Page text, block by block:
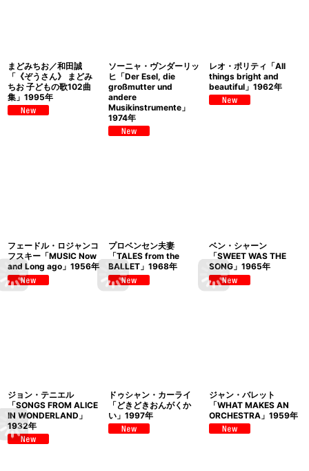
まどみちお／和田誠
「《ぞうさん》 まどみ
ちお 子どもの歌102曲
集」1995年
ソーニャ・ヴンダーリッ
ヒ「Der Esel, die
großmutter und
andere
Musikinstrumente」
1974年
レオ・ポリティ「All
things bright and
beautiful」1962年
フェードル・ロジャンコ
フスキー「MUSIC Now
and Long ago」1956年
プロベンセン夫妻
「TALES from the
BALLET」1968年
ベン・シャーン
「SWEET WAS THE
SONG」1965年
ジョン・テニエル
「SONGS FROM ALICE
IN WONDERLAND」
1932年
ドゥシャン・カーライ
「どきどきおんがくか
い」1997年
ジャン・バレット
「WHAT MAKES AN
ORCHESTRA」1959年